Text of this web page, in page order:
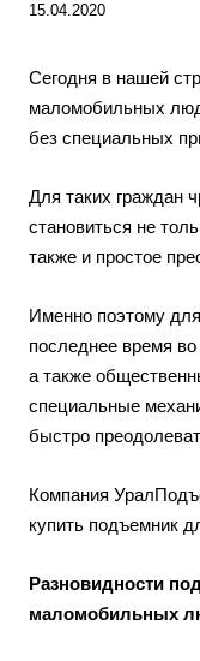
15.04.2020
Сегодня в нашей
маломобильных
без специальных
Для таких граждан
становиться не
также и простое
Именно поэтому
последнее время во
а также
специальные
быстро
Компания
купить подъемник
Разновидности
маломобильных